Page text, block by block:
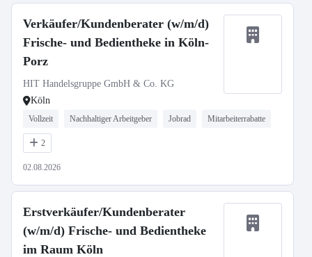
Verkäufer/Kundenberater (w/m/d)
Frische- und Bedientheke in Köln-
Porz
HIT Handelsgruppe GmbH & Co. KG
Köln
Vollzeit Nachhaltiger Arbeitgeber Jobrad Mitarbeiterrabatte
2
02.08.2026
Erstverkäufer/Kundenberater
(w/m/d) Frische- und Bedientheke
im Raum Köln